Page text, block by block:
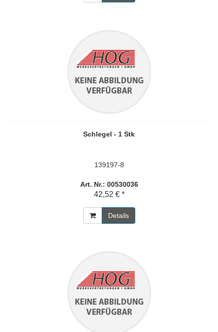
Schlegel - 1 Stk
139197-8
Art. Nr.: 00530036
42,52 € *
Details